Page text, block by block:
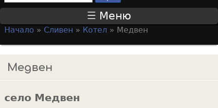
S
e
r
c
h
f
ъ
с
и
Меню
o
u
r
Начало » Сливен » Котел » Медвен
Медвен
село Медвен